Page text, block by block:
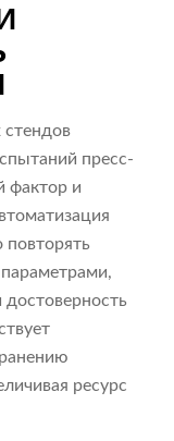
пресс-
фактор и
повторять
достоверность
ресурс